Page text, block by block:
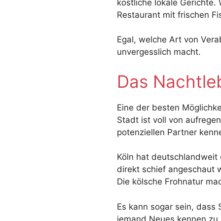
köstliche lokale Gerichte.
Restaurant mit frischen
Egal, welche Art von
unvergesslich macht.
Das
Eine der besten
Stadt ist voll von
potenziellen Partner
Köln hat deutschlandweit
direkt schief angeschaut
Die kölsche Frohnatur
Es kann sogar sein, dass
jemand Neues kennen zu